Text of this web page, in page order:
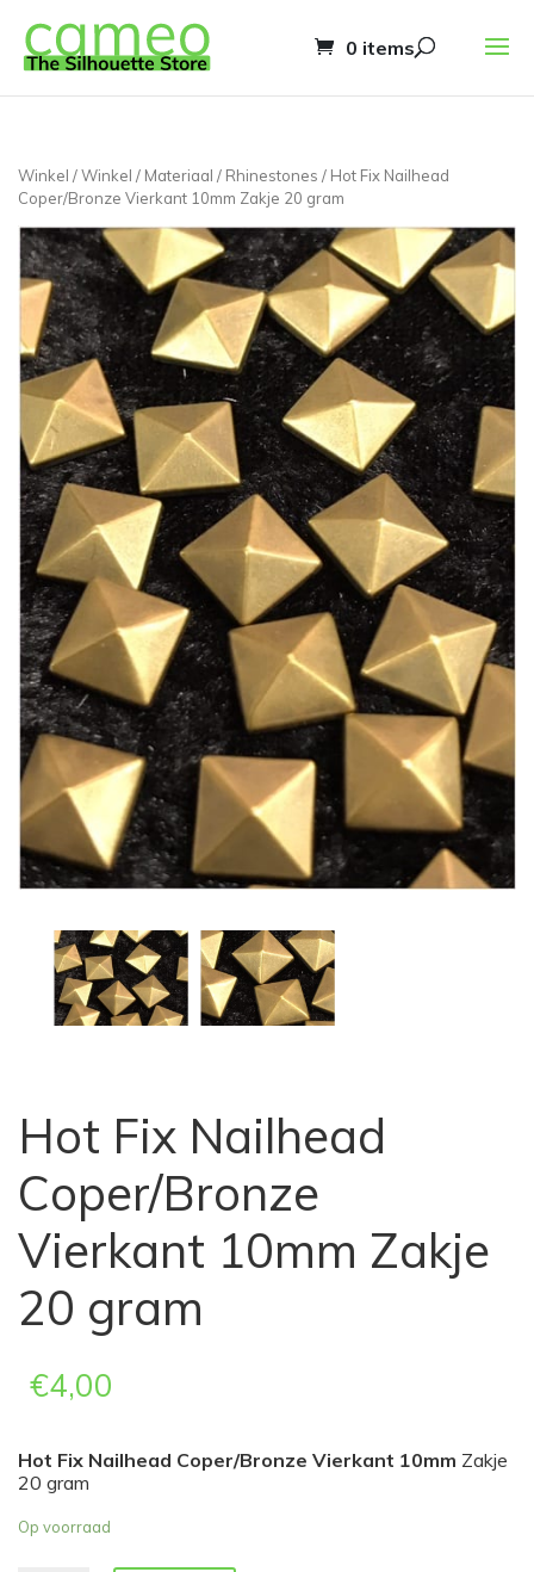
0 items
Winkel /Winkel / Materiaal / Rhinestones / Hot Fix Nailhead
Coper/Bronze Vierkant 10mm Zakje 20 gram
Hot Fix Nailhead
Coper/Bronze
Vierkant 10mm Zakje
20 gram
€4,00
Hot Fix Nailhead Coper/Bronze Vierkant 10mm Zakje
20 gram
Op voorraad